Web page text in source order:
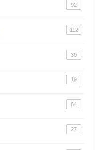
92
112
30
19
84
27